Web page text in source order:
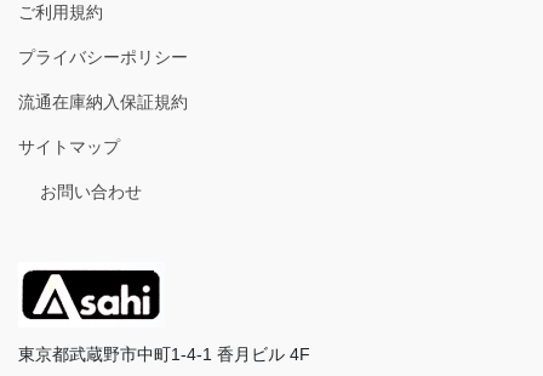
ご利用規約
プライバシーポリシー
流通在庫納入保証規約
サイトマップ
お問い合わせ
東京都武蔵野市中町1-4-1 香月ビル 4F